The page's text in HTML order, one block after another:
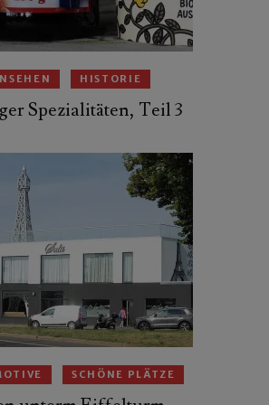
HISTORIE
Spezialitäten, Teil 3
SCHÖNE PLÄTZE